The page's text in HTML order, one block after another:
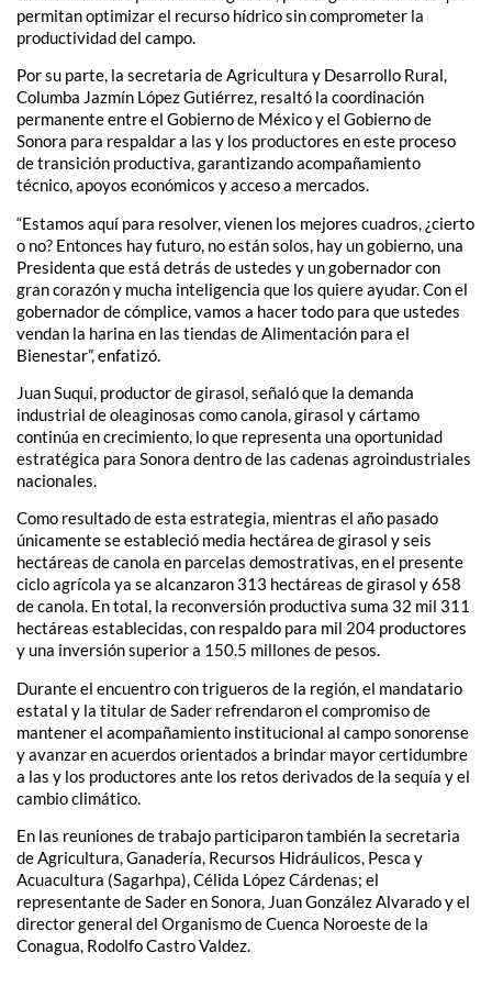
permitan optimizar el recurso hídrico sin comprometer la
productividad del campo.
Por su parte, la secretaria de Agricultura y Desarrollo Rural,
Columba Jazmín López Gutiérrez, resaltó la coordinación
permanente entre el Gobierno de México y el Gobierno de
Sonora para respaldar a las y los productores en este proceso
de transición productiva, garantizando acompañamiento
técnico, apoyos económicos y acceso a mercados.
“Estamos aquí para resolver, vienen los mejores cuadros, ¿cierto
o no? Entonces hay futuro, no están solos, hay un gobierno, una
Presidenta que está detrás de ustedes y un gobernador con
gran corazón y mucha inteligencia que los quiere ayudar. Con el
gobernador de cómplice, vamos a hacer todo para que ustedes
vendan la harina en las tiendas de Alimentación para el
Bienestar”, enfatizó.
Juan Suqui, productor de girasol, señaló que la demanda
industrial de oleaginosas como canola, girasol y cártamo
continúa en crecimiento, lo que representa una oportunidad
estratégica para Sonora dentro de las cadenas agroindustriales
nacionales.
Como resultado de esta estrategia, mientras el año pasado
únicamente se estableció media hectárea de girasol y seis
hectáreas de canola en parcelas demostrativas, en el presente
ciclo agrícola ya se alcanzaron 313 hectáreas de girasol y 658
de canola. En total, la reconversión productiva suma 32 mil 311
hectáreas establecidas, con respaldo para mil 204 productores
y una inversión superior a 150.5 millones de pesos.
Durante el encuentro con trigueros de la región, el mandatario
estatal y la titular de Sader refrendaron el compromiso de
mantener el acompañamiento institucional al campo sonorense
y avanzar en acuerdos orientados a brindar mayor certidumbre
a las y los productores ante los retos derivados de la sequía y el
cambio climático.
En las reuniones de trabajo participaron también la secretaria
de Agricultura, Ganadería, Recursos Hidráulicos, Pesca y
Acuacultura (Sagarhpa), Célida López Cárdenas; el
representante de Sader en Sonora, Juan González Alvarado y el
director general del Organismo de Cuenca Noroeste de la
Conagua, Rodolfo Castro Valdez.